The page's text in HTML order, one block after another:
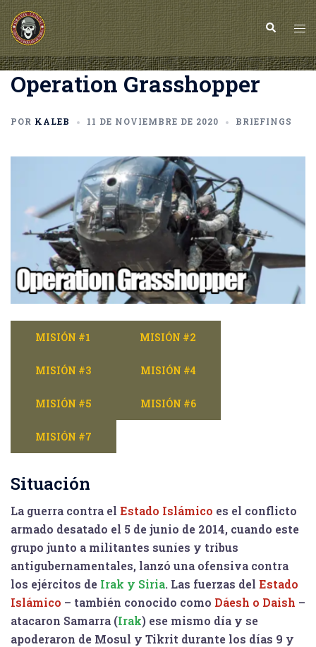
Saltar
al
contenido
Buscar
Operation Grasshopper
POR KALEB 11 DE NOVIEMBRE DE 2020 BRIEFINGS
MISIÓN #1 MISIÓN #2
MISIÓN #3 MISIÓN #4
MISIÓN #5 MISIÓN #6
MISIÓN #7
Situación
La guerra contra el Estado Islámico es el conflicto
armado desatado el 5 de junio de 2014, cuando este
grupo junto a militantes suníes y tribus
antigubernamentales, lanzó una ofensiva contra
los ejércitos de Irak y Siria. Las fuerzas del Estado
Islámico – también conocido como Dáesh o Daish –
atacaron Samarra (Irak) ese mismo día y se
apoderaron de Mosul y Tikrit durante los días 9 y